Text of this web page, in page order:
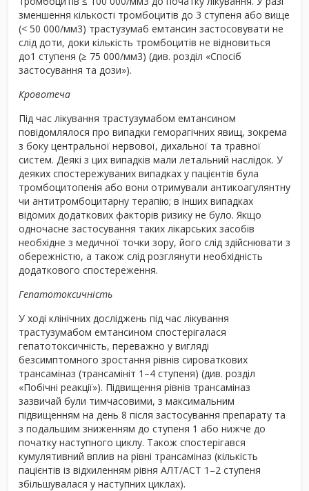
зменшення кількості тромбоцитів до 3 ступеня або вище
(< 50 000/мм3) трастузумаб емтансин застосовувати не
слід доти, доки кількість тромбоцитів не відновиться
до1 ступеня (≥ 75 000/мм3) (див. розділ «Спосіб
застосування та дози»).
Кровотеча
Під час лікування трастузумабом емтансином
повідомлялося про випадки геморагічних явищ, зокрема
з боку центральної нервової, дихальної та травної
систем. Деякі з цих випадків мали летальний наслідок. У
деяких спостережуваних випадках у пацієнтів була
тромбоцитопенія або вони отримували антикоагулянтну
чи антитромбоцитарну терапію; в інших випадках
відомих додаткових факторів ризику не було. Якщо
одночасне застосування таких лікарських засобів
необхідне з медичної точки зору, його слід здійснювати з
обережністю, а також слід розглянути необхідність
додаткового спостереження.
Гепатотоксичність
У ході клінічних досліджень під час лікування
трастузумабом емтансином спостерігалася
гепатотоксичність, переважно у вигляді
безсимптомного зростання рівнів сироваткових
трансаміназ (трансамініт 1–4 ступеня) (див. розділ
«Побічні реакції»). Підвищення рівнів трансаміназ
зазвичай були тимчасовими, з максимальним
підвищенням на день 8 після застосування препарату та
з подальшим зниженням до ступеня 1 або нижче до
початку наступного циклу. Також спостерігався
кумулятивний вплив на рівні трансаміназ (кількість
пацієнтів із відхиленням рівня АЛТ/АСТ 1–2 ступеня
збільшувалася у наступних циклах).